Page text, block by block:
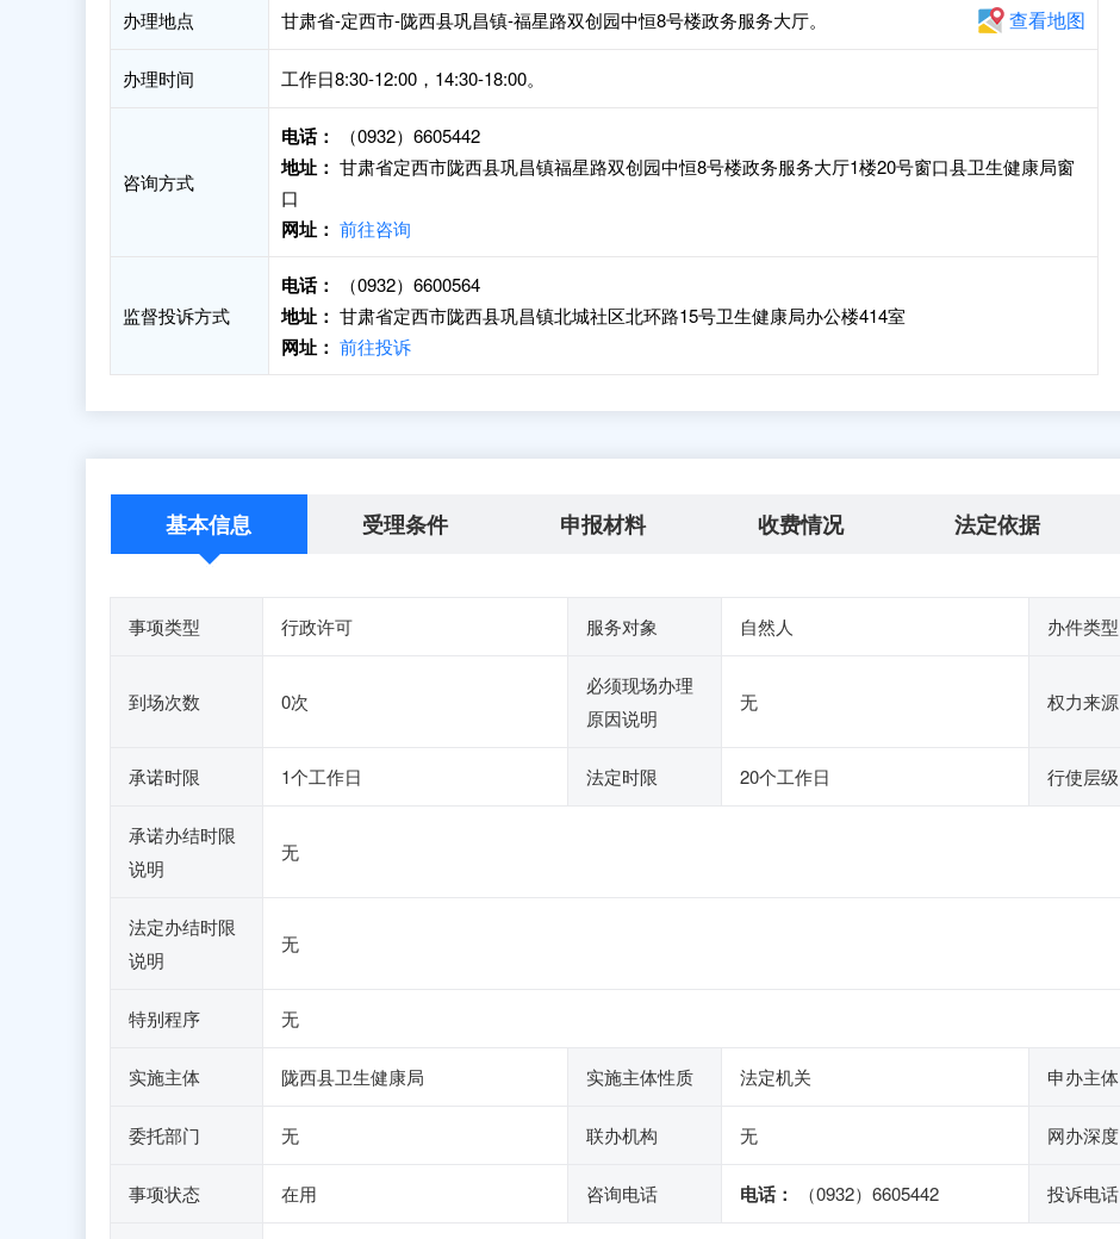
办理地点 甘肃省-定西市-陇西县巩昌镇-福星路双创园中恒8号楼政务服务大厅。 查看地图
办理时间 工作日8:30-12:00，14:30-18:00。
咨询方式
电话： （0932）6605442
地址： 甘肃省定西市陇西县巩昌镇福星路双创园中恒8号楼政务服务大厅1楼20号窗口县卫生健康局窗
口
网址： 前往咨询
监督投诉方式
电话： （0932）6600564
地址： 甘肃省定西市陇西县巩昌镇北城社区北环路15号卫生健康局办公楼414室
网址： 前往投诉
基本信息 受理条件 申报材料 收费情况 法定依据
事项类型 行政许可 服务对象 自然人 办件类型
到场次数 0次
必须现场办理
原因说明
无 权力来源
承诺时限 1个工作日 法定时限 20个工作日 行使层级
承诺办结时限
说明
无
法定办结时限
说明
无
特别程序 无
实施主体 陇西县卫生健康局 实施主体性质 法定机关 申办主体
委托部门 无 联办机构 无 网办深度
事项状态 在用 咨询电话 电话： （0932）6605442 投诉电话